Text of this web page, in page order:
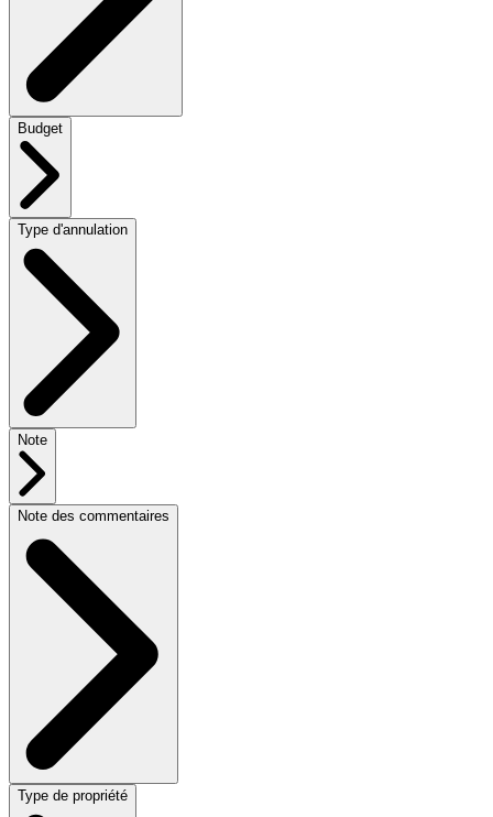
Budget
Type d'annulation
Note
Note des commentaires
Type de propriété